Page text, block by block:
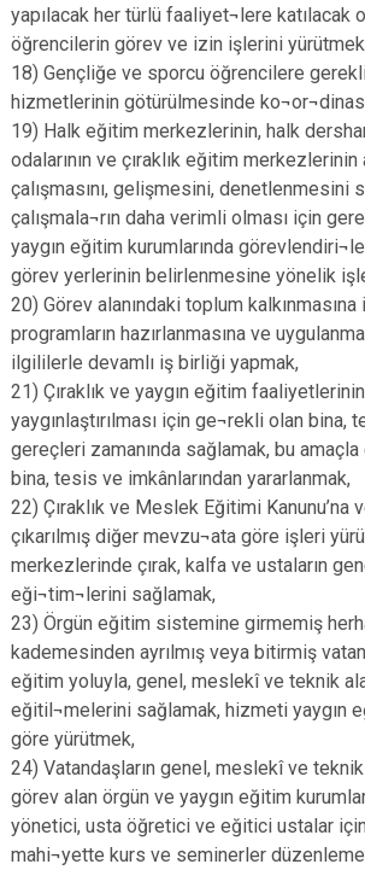
yapılacak her türlü faaliyet¬lere katılacak
öğrencilerin görev ve izin işlerini
18) Gençliğe ve sporcu öğrencilere
hizmetlerinin götürülmesinde
19) Halk eğitim merkezlerinin, halk
odalarının ve çıraklık eğitim merkezlerinin
çalışmasını, gelişmesini, denetlenmesini
çalışmala¬rın daha verimli olması için
yaygın eğitim kurumlarında
görev yerlerinin belirlenmesine yönelik
20) Görev alanındaki toplum
programların hazırlanmasına ve
ilgililerle devamlı iş birliği yapmak,
21) Çıraklık ve yaygın eğitim
yaygınlaştırılması için ge¬rekli olan bina,
gereçleri zamanında sağlamak, bu amaçla
bina, tesis ve imkânlarından yararlanmak,
22) Çıraklık ve Meslek Eğitimi Kanunu’na
çıkarılmış diğer mevzu¬ata göre işleri
merkezlerinde çırak, kalfa ve ustaların
eği¬tim¬lerini sağlamak,
23) Örgün eğitim sistemine girmemiş
kademesinden ayrılmış veya bitirmiş
eğitim yoluyla, genel, meslekî ve teknik
eğitil¬melerini sağlamak, hizmeti yaygın
göre yürütmek,
24) Vatandaşların genel, meslekî ve
görev alan örgün ve yaygın eğitim
yönetici, usta öğretici ve eğitici ustalar
mahi¬yette kurs ve seminerler